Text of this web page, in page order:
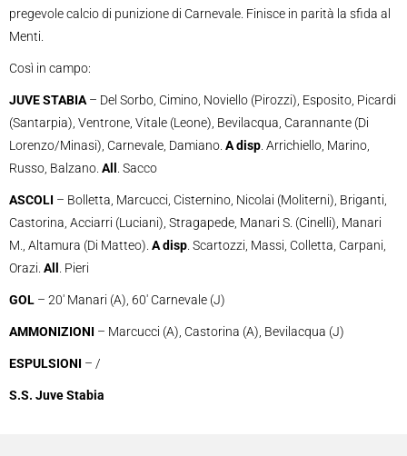
pregevole calcio di punizione di Carnevale. Finisce in parità la sfida al
Menti.
Così in campo:
JUVE STABIA – Del Sorbo, Cimino, Noviello (Pirozzi), Esposito, Picardi
(Santarpia), Ventrone, Vitale (Leone), Bevilacqua, Carannante (Di
Lorenzo/Minasi), Carnevale, Damiano. A disp . Arrichiello, Marino,
Russo, Balzano. All . Sacco
ASCOLI – Bolletta, Marcucci, Cisternino, Nicolai (Moliterni), Briganti,
Castorina, Acciarri (Luciani), Stragapede, Manari S. (Cinelli), Manari
M., Altamura (Di Matteo). A disp . Scartozzi, Massi, Colletta, Carpani,
Orazi. All . Pieri
GOL – 20′ Manari (A), 60′ Carnevale (J)
AMMONIZIONI – Marcucci (A), Castorina (A), Bevilacqua (J)
ESPULSIONI – /
S.S. Juve Stabia